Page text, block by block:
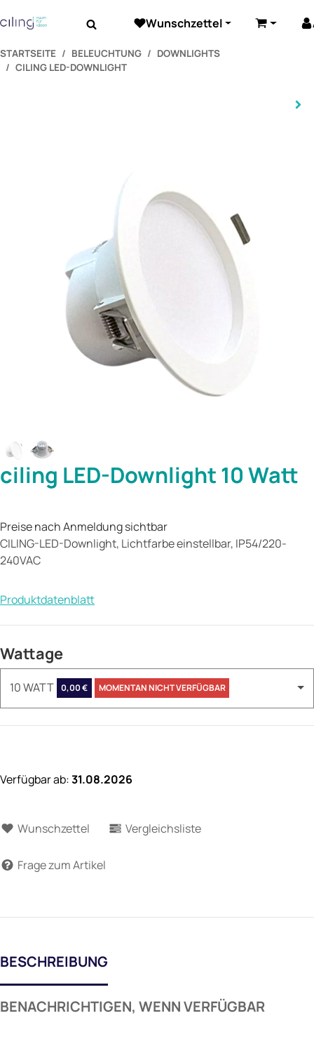
Akustik Beleuchtung Elektrozubehör
Wunschzettel Warenkorb
STARTSEITE BELEUCHTUNG
DOWNLIGHTS
CILING LED-DOWNLIGHT
ciling LED-Downlight 10 Watt
Preise nach Anmeldung sichtbar
CILING-LED-Downlight, Lichtfarbe einstellbar, IP54/220-
240VAC
Produktdatenblatt
Wattage
10 WATT 0,00 € MOMENTAN NICHT VERFÜGBAR
Verfügbar ab:31.08.2026
Wunschzettel Vergleichsliste
Frage zum Artikel
BESCHREIBUNG
BENACHRICHTIGEN, WENN VERFÜGBAR